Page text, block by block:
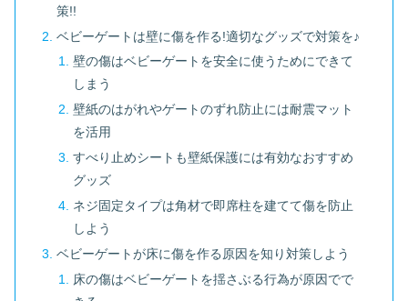
策!!
ベビーゲートは壁に傷を作る!適切なグッズで対策を♪
壁の傷はベビーゲートを安全に使うためにできて
しまう
壁紙のはがれやゲートのずれ防止には耐震マット
を活用
すべり止めシートも壁紙保護には有効なおすすめ
グッズ
ネジ固定タイプは角材で即席柱を建てて傷を防止
しよう
ベビーゲートが床に傷を作る原因を知り対策しよう
床の傷はベビーゲートを揺さぶる行為が原因でで